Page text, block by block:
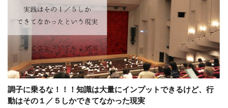
調子に乗るな！！！知識は大量にインプットできるけど、行
動はその１／５しかできてなかった現実